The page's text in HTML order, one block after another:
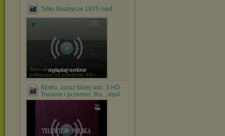
Tylko Beatrycze 1975.mp4
oglądaj online
Tłem akcji są wydarzenia
polityczne na przełomie XIII i ...
Blisko, coraz bliżej odc. 3 HD -
Trwanie i przemoc. Ro....mp4